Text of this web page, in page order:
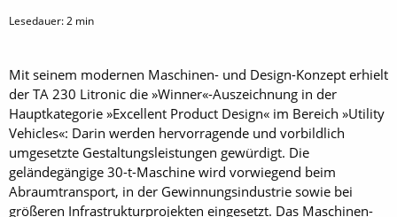
Lesedauer:2 min
Mit seinem modernen Maschinen- und Design-Konzept erhielt
der TA 230 Litronic die »Winner«-Auszeichnung in der
Hauptkategorie »Excellent Product Design« im Bereich »Utility
Vehicles«: Darin werden hervorragende und vorbildlich
umgesetzte Gestaltungsleistungen gewürdigt. Die
geländegängige 30-t-Maschine wird vorwiegend beim
Abraumtransport, in der Gewinnungsindustrie sowie bei
größeren Infrastrukturprojekten eingesetzt. Das Maschinen-